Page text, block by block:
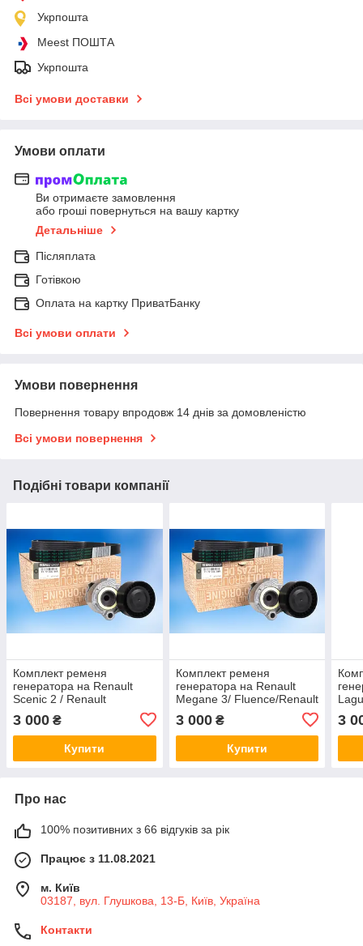
Укрпошта
Meest ПОШТА
Укрпошта
Всі умови доставки
Умови оплати
Ви отримаєте замовлення
або гроші повернуться на вашу картку
Детальніше
Післяплата
Готівкою
Оплата на картку ПриватБанку
Всі умови оплати
Умови повернення
Повернення товару впродовж 14 днів за домовленістю
Всі умови повернення
Подібні товари компанії
Комплект ременя
генератора на Renault
Scenic 2 / Renault
3 000 ₴
Купити
Комплект ременя
генератора на Renault
Megane 3/ Fluence/Renault
3 000₴
Купити
3
Про нас
100% позитивних з 66 відгуків за рік
Працює з 11.08.2021
м. Київ
03187, вул. Глушкова, 13-Б, Київ, Україна
Контакти